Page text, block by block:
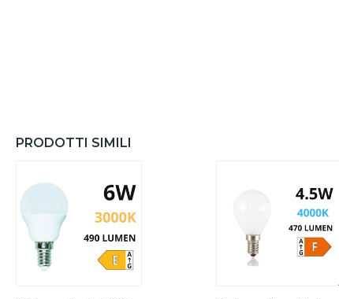
PRODOTTI SIMILI